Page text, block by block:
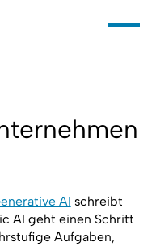
AI schreibt
AI geht einen Schritt
Aufgaben,